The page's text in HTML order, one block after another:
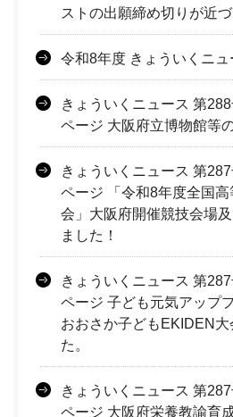
ストの出願締め切りが近づ
令和8年度 きょういくニュ
きょういくニュース 第
ページ 大阪府立博物館等
きょういくニュース 第
ページ 「令和8年度全国
会」大阪府開催競技会場
ました！
きょういくニュース 第
ページ 子ども元気アップ
おおさか子どもEKIDEN
た。
きょういくニュース 第
ページ 大阪府栄養教諭育